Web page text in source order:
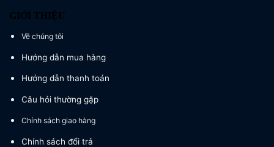
GIỚI THIỆU
Về chúng tôi
Hướng dẫn mua hàng
Hướng dẫn thanh toán
Câu hỏi thường gặp
Chính sách giao hàng
Chính sách đổi trả